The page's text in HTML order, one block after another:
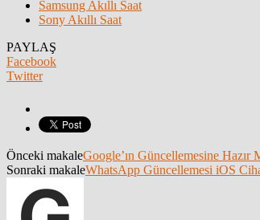
Samsung Akıllı Saat
Sony Akıllı Saat
PAYLAŞ
Facebook
Twitter
Önceki makaleGoogle’ın Güncellemesine Hazır
Sonraki makaleWhatsApp Güncellemesi iOS